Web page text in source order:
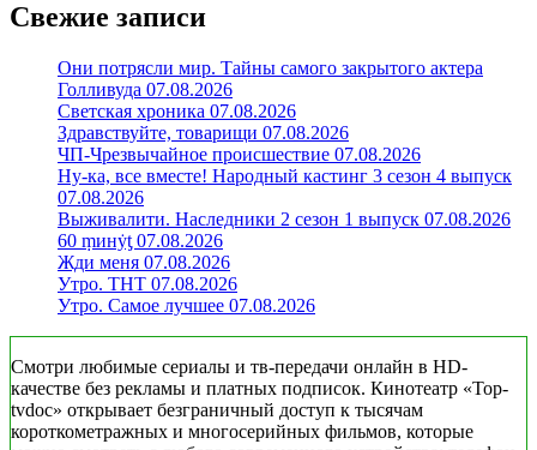
Свежие записи
Они потрясли мир. Тайны самого закрытого актера
Голливуда 07.08.2026
Светская хроника 07.08.2026
Здравствуйте, товарищи 07.08.2026
ЧП-Чрезвычайное происшествие 07.08.2026
Ну-ка, все вместе! Народный кастинг 3 сезон 4 выпуск
07.08.2026
Выживалити. Наследники 2 сезон 1 выпуск 07.08.2026
60 ṃинẏƫ 07.08.2026
Жди меня 07.08.2026
Утро. ТНТ 07.08.2026
Утро. Самое лучшее 07.08.2026
Смотри любимые сериалы и тв-передачи онлайн в HD-
качестве без рекламы и платных подписок. Кинотеатр «Top-
tvdoc» открывает безграничный доступ к тысячам
короткометражных и многосерийных фильмов, которые